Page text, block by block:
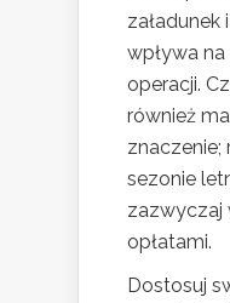
załadunek
wpływa na
operacji.
również
znaczenie;
sezonie
zazwyczaj
opłatami.
Dostosuj